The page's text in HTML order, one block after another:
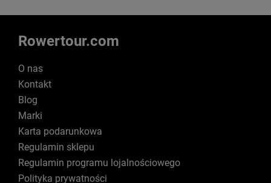
Rowertour.com
O nas
Kontakt
Blog
Marki
Karta podarunkowa
Regulamin sklepu
Regulamin programu lojalnościowego
Polityka prywatności